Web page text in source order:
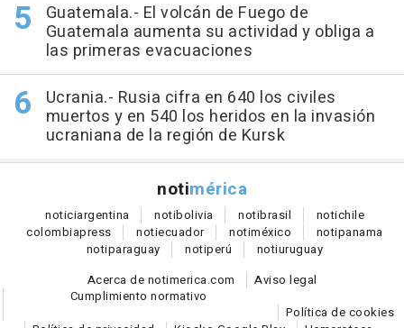
Guatemala.- El volcán de Fuego de
Guatemala aumenta su actividad y obliga a
las primeras evacuaciones
Ucrania.- Rusia cifra en 640 los civiles
muertos y en 540 los heridos en la invasión
ucraniana de la región de Kursk
notimérica
noticiargentina notibolivia notibrasil notichile
colombiapress notiecuador notiméxico notipanama
notiparaguay notiperú notiuruguay
Acerca de notimerica.com
Aviso legal
Cumplimiento normativo
Política de cookies